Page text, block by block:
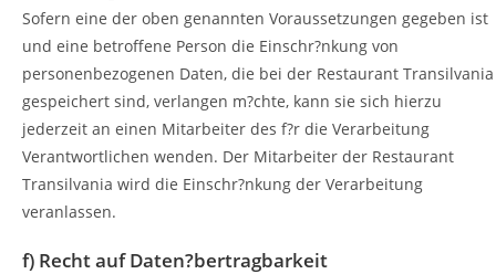
Sofern eine der oben genannten Voraussetzungen gegeben ist
und eine betroffene Person die Einschr?nkung von
personenbezogenen Daten, die bei der Restaurant Transilvania
gespeichert sind, verlangen m?chte, kann sie sich hierzu
jederzeit an einen Mitarbeiter des f?r die Verarbeitung
Verantwortlichen wenden. Der Mitarbeiter der Restaurant
Transilvania wird die Einschr?nkung der Verarbeitung
veranlassen.
f) Recht auf Daten?bertragbarkeit